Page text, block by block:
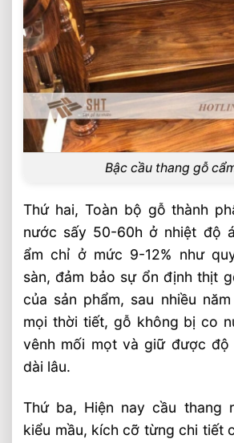
Bậc cầu thang gỗ
Thứ hai, Toàn bộ gỗ thành
nước sấy 50-60h ở nhiệt độ
ẩm chỉ ở mức 9-12% như
sàn, đảm bảo sự ổn định thịt
của sản phẩm, sau nhiều
mọi thời tiết, gỗ không bị co
vênh mối mọt và giữ được độ
dài lâu.
Thứ ba, Hiện nay cầu thang
kiểu mầu, kích cỡ từng chi tiết